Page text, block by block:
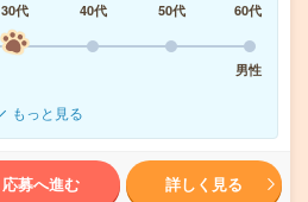
30代 40代 50代
60代
男性
もっと見る
応募へ進む 詳しく見る